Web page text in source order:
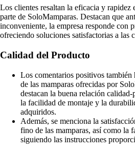
Los clientes resaltan la eficacia y rapidez
parte de SoloMamparas. Destacan que
inconveniente, la empresa responde con
ofreciendo soluciones satisfactorias a las
Calidad del Producto
Los comentarios positivos también
de las mamparas ofrecidas por
destacan la buena relación
la facilidad de montaje y la
adquiridos.
Además, se menciona la
fino de las mamparas, así como la
siguiendo las instrucciones